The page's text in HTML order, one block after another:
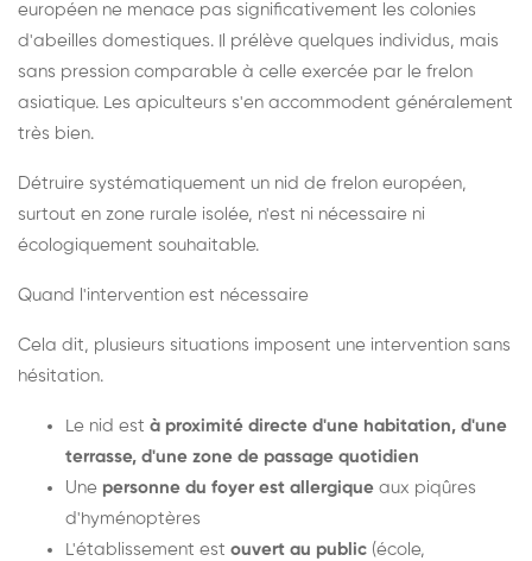
européen ne menace pas significativement les colonies
d'abeilles domestiques. Il prélève quelques individus, mais
sans pression comparable à celle exercée par le frelon
asiatique. Les apiculteurs s'en accommodent généralement
très bien.
Détruire systématiquement un nid de frelon européen,
surtout en zone rurale isolée, n'est ni nécessaire ni
écologiquement souhaitable.
Quand l'intervention est nécessaire
Cela dit, plusieurs situations imposent une intervention sans
hésitation.
Le nid est à proximité directe d'une habitation, d'une
terrasse, d'une zone de passage quotidien
Une personne du foyer est allergique aux piqûres
d'hyménoptères
L'établissement est ouvert au public (école,